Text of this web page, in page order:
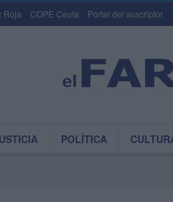
Roja COPE Ceuta Portal del suscriptor
POLÍTICA